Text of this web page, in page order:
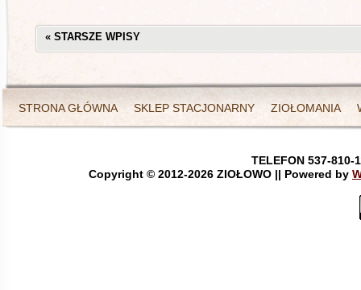
« STARSZE WPISY
STRONA GŁÓWNA SKLEP STACJONARNY ZIOŁOMANIA
TELEFON 537-810-
Copyright © 2012-2026 ZIOŁOWO || Powered by